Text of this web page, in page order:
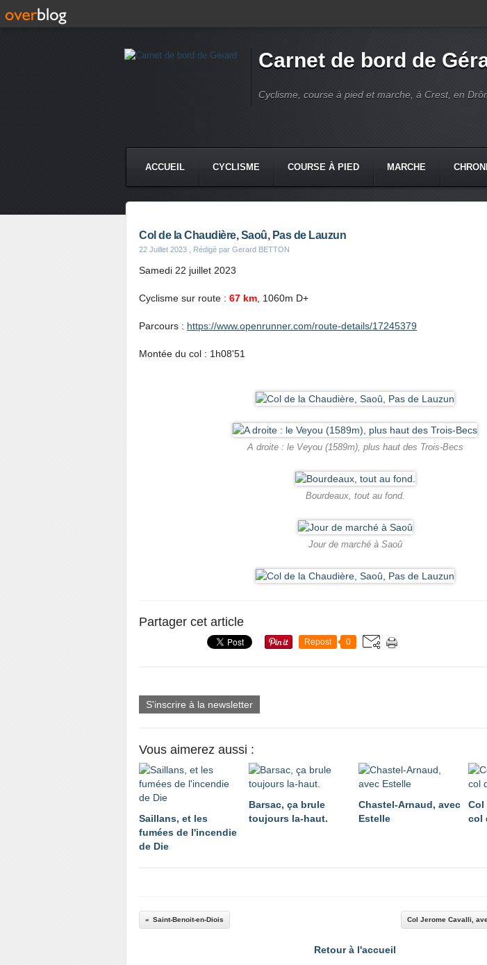
Carnet de bord de
Cyclisme, course à pied et marche, à Crest, en
ACCUEIL CYCLISME COURSE À PIED MARCHE
Col de la Chaudière, Saoû, Pas de Lauzun
22 Juillet 2023 , Rédigé par Gerard BETTON
Samedi 22 juillet 2023
Cyclisme sur route : 67 km , 1060m D+
Parcours : https://www.openrunner.com/route-details/17245379
Montée du col : 1h08'51
A droite : le Veyou (1589m), plus haut des Trois-Becs
Bourdeaux, tout au fond.
Jour de marché à Saoû
Partager cet article
Repost 0
S'inscrire à la newsletter
Vous aimerez aussi :
Saillans, et les
fumées de l'incendie
de Die
Barsac, ça brule
toujours la-haut.
Chastel-Arnaud, avec
Estelle
Col
col
Saint-Benoit-en-Diois Col Jerome Cavalli,
Retour à l'accueil